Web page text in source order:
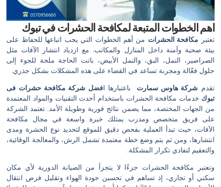
اهم الخطوات المتبعة لمكافحة الحشرات في تبوك
تعتبر مكافحة الحشرات من أهم الخطوات التي يجب اتباعها للحفاظ على
بيئة صحية وآمنة داخل المنازل والمكاتب. مع ازدياد انتشار الآفات مثل
الصراصير، النمل، البق، والنمل الأبيض، باتت الحاجة ملحة للجوء إلى
حلول فعّالة ومجربة تساعد في القضاء على هذه المشكلات بشكل جذري.
تقدم شركة هاوس سمارت باعتبارها افضل شركة مكافحة حشرات فى
تبوك خدمات مكافحة الحشرات باستخدام أحدث التقنيات والمواد المعتمدة
من الجهات المختصة، مما يضمن نتائج فورية وطويلة الأمد. تعتمد الشركة
على فريق متخصص ومدرب يمتلك خبرة واسعة في مجال مكافحة
الآفات، حيث تبدأ العملية بفحص دقيق للموقع لتحديد نوع الحشرة ومدى
انتشارها، ومن ثم يتم وضع خطة معتمدة تشمل الرش، والمعالجة الوقائية،
والتعقيم لتفادي تكرار المشكلة.
وتعتبر مكافحة الحشرات جزءًا لا يتجزأ من الصيانة الدورية لأي مكان
سكني أو تجاري، إذ تساهم في تحسين جودة الهواء وتقليل فرص انتقال